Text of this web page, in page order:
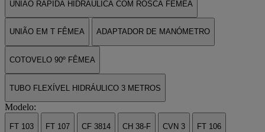
UNIÃO RÁPIDA HIDRÁULICA COM ROSCA FÊMEA
UNIÃO EM T FÊMEA ADAPTADOR DE MANÓMETRO
COTOVELO 90º FÊMEA
TUBO FLEXÍVEL HIDRÁULICO 3 METROS
Modelo:
FT 103 FT 107 CF 3814 CH 38-F CVN 3 FT 106